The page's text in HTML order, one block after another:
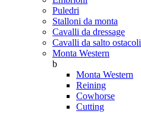
Puledri
Stalloni da monta
Cavalli da dressage
Cavalli da salto ostacoli
Monta Western
b
Monta Western
Reining
Cowhorse
Cutting